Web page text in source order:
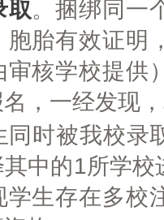
取。捆绑同一
胞胎有效证明
审核学校提供
，一经发现
同时被我校
中的1所学
学生存在多校